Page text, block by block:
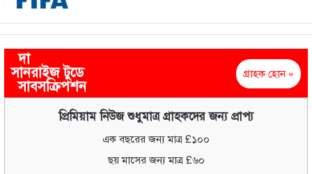
দা
সানরাইজ টুডে
সাবসক্রিপশন
গ্রাহক হোন »
প্রিমিয়াম নিউজ শুধুমাত্র গ্রাহকদের জন্য প্রাপ্য
এক বছরের জন্য মাত্র £১০০
ছয় মাসের জন্য মাত্র £৬০